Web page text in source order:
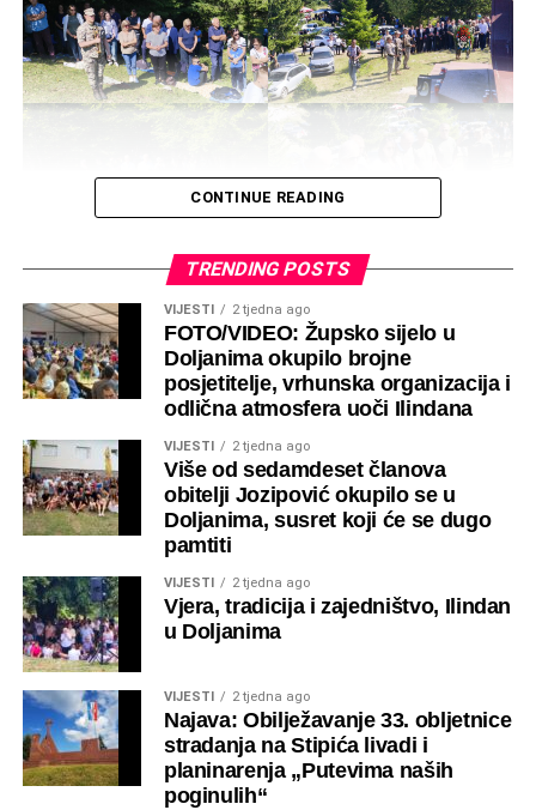
CONTINUE READING
TRENDING POSTS
VIJESTI 2 tjedna ago
FOTO/VIDEO: Župsko sijelo u
Doljanima okupilo brojne
posjetitelje, vrhunska organizacija i
odlična atmosfera uoči Ilindana
VIJESTI 2 tjedna ago
Više od sedamdeset članova
obitelji Jozipović okupilo se u
Doljanima, susret koji će se dugo
pamtiti
VIJESTI 2 tjedna ago
Vjera, tradicija i zajedništvo, Ilindan
u Doljanima
VIJESTI 2 tjedna ago
Najava: Obilježavanje 33. obljetnice
stradanja na Stipića livadi i
planinarenja „Putevima naših
poginulih“